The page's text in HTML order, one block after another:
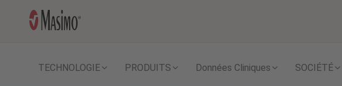
TECHNOLOGIE PRODUITS Données Cliniques SOCIÉTÉ